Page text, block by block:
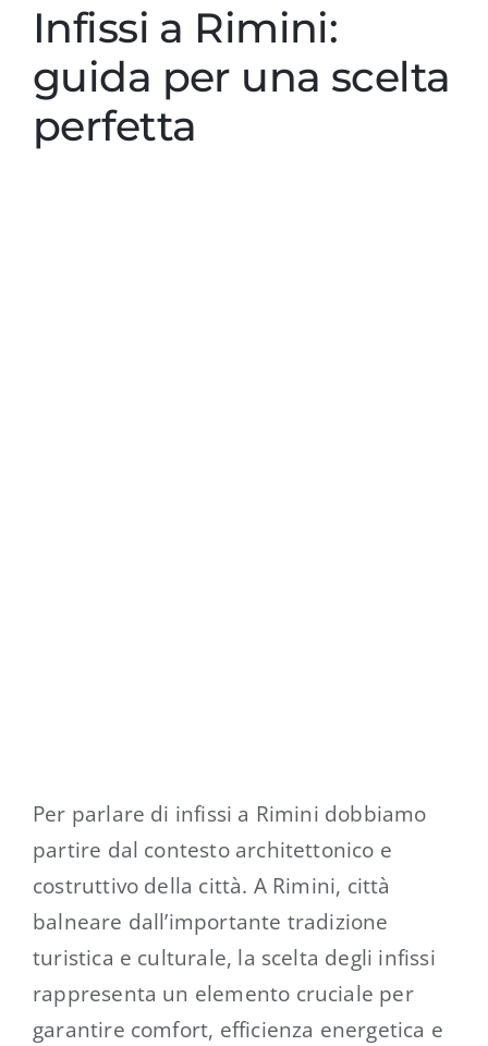
Contatti
Infissi a Rimini:
guida per una scelta
perfetta
Per parlare di infissi a Rimini dobbiamo
partire dal contesto architettonico e
costruttivo della città. A Rimini, città
balneare dall’importante tradizione
turistica e culturale, la scelta degli infissi
rappresenta un elemento cruciale per
garantire comfort, efficienza energetica e